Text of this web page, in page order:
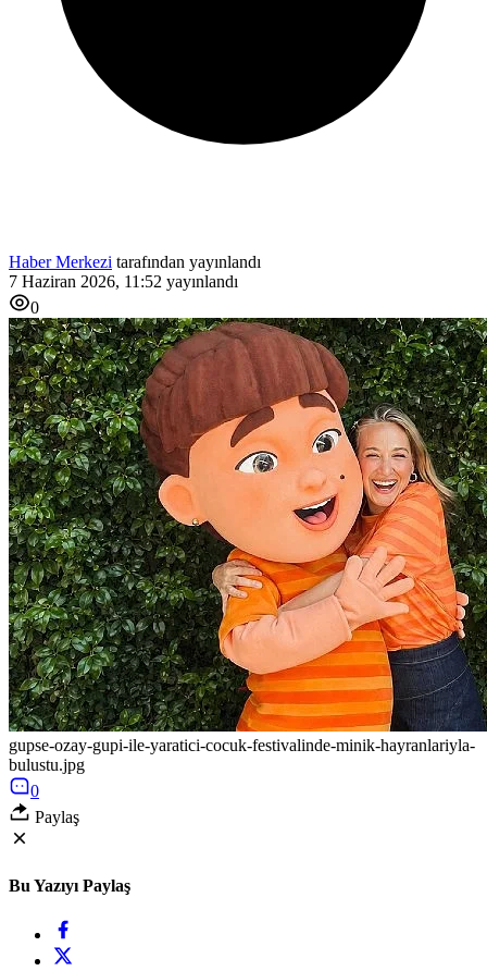
Haber Merkezi tarafından yayınlandı
7 Haziran 2026, 11:52 yayınlandı
0
gupse-ozay-gupi-ile-yaratici-cocuk-festivalinde-minik-hayranlariyla-
bulustu.jpg
0
Paylaş
Bu Yazıyı Paylaş